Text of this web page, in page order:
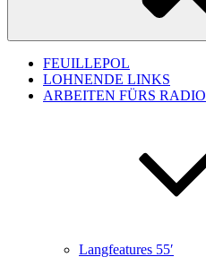
FEUILLEPOL
LOHNENDE LINKS
ARBEITEN FÜRS RADIO
Langfeatures 55′